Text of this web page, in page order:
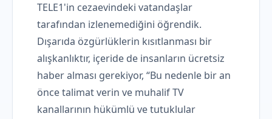
TELE1'in cezaevindeki vatandaşlar
tarafından izlenemediğini öğrendik.
Dışarıda özgürlüklerin kısıtlanması bir
alışkanlıktır, içeride de insanların ücretsiz
haber alması gerekiyor, “Bu nedenle bir an
önce talimat verin ve muhalif TV
kanallarının hükümlü ve tutuklular